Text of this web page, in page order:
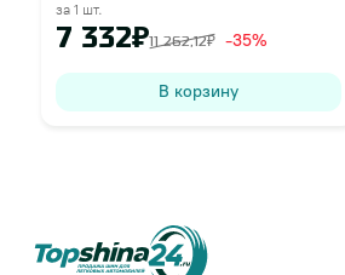
за 1 шт.
7 332₽11 262,12₽ -35%
В корзину